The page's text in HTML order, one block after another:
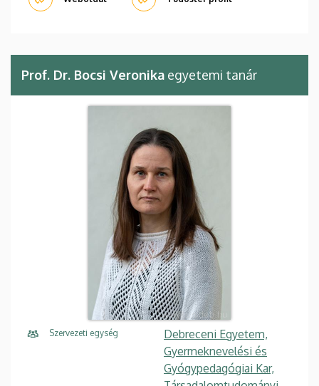
Prof. Dr. Bocsi Veronika egyetemi tanár
Szervezeti egység
Debreceni Egyetem,
Gyermeknevelési és
Gyógypedagógiai Kar,